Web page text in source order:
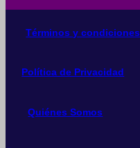
Términos y condiciones
Política de Privacidad
Quiénes Somos